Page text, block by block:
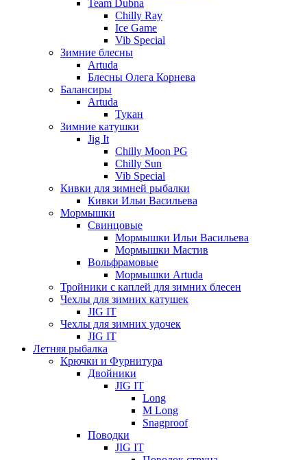
Team Dubna
Chilly Ray
Ice Game
Vib Special
Зимние блесны
Artuda
Блесны Олега Корнева
Балансиры
Artuda
Тукан
Зимние катушки
Jig It
Chilly Moon PG
Chilly Sun
Vib Special
Кивки для зимней рыбалки
Кивки Ильи Васильева
Мормышки
Свинцовые
Мормышки Ильи Васильева
Мормышки Мастив
Вольфрамовые
Мормышки Artuda
Тройники с каплей для зимних блесен
Чехлы для зимних катушек
JIG IT
Чехлы для зимних удочек
JIG IT
Летняя рыбалка
Крючки и Фурнитура
Двойники
JIG IT
Long
M Long
Snagproof
Поводки
JIG IT